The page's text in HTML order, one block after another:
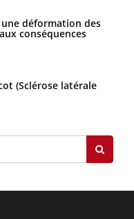
déformation des
conséquences
(Sclérose latérale